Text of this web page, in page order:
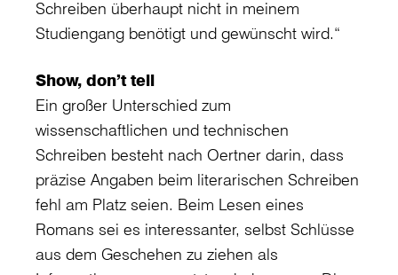
Schreiben überhaupt nicht in meinem
Studiengang benötigt und gewünscht wird.“
Show, don’t tell
Ein großer Unterschied zum
wissenschaftlichen und technischen
Schreiben besteht nach Oertner darin, dass
präzise Angaben beim literarischen Schreiben
fehl am Platz seien. Beim Lesen eines
Romans sei es interessanter, selbst Schlüsse
aus dem Geschehen zu ziehen als